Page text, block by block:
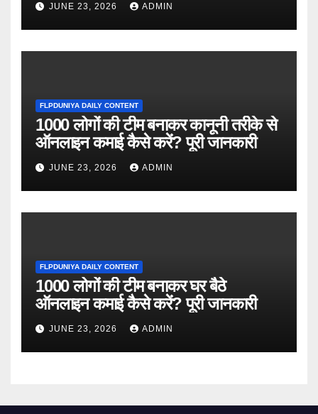
JUNE 23, 2026 ADMIN
FLPDUNIYA DAILY CONTENT
1000 लोगों की टीम बनाकर कानूनी तरीके से
ऑनलाइन कमाई कैसे करें? पूरी जानकारी
JUNE 23, 2026 ADMIN
FLPDUNIYA DAILY CONTENT
1000 लोगों की टीम बनाकर घर बैठे
ऑनलाइन कमाई कैसे करें? पूरी जानकारी
JUNE 23, 2026 ADMIN